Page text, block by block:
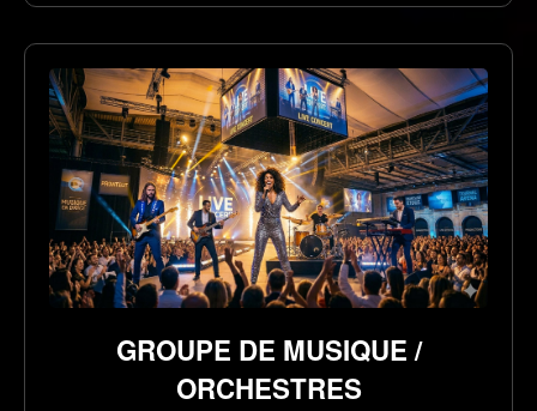
GROUPE DE MUSIQUE /
ORCHESTRES